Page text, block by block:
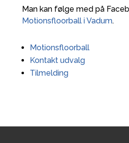
Man kan følge med på
Motionsfloorball i Vadum.
Motionsfloorball
Kontakt udvalg
Tilmelding